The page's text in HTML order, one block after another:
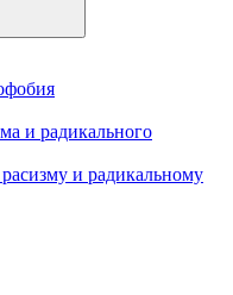
и радикального
и радикальному